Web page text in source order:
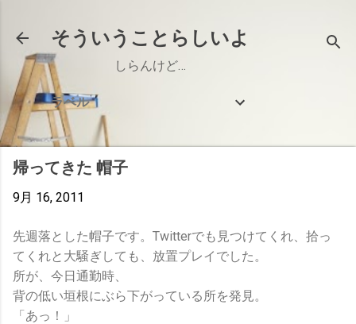
そういうことらしいよ
しらんけど…
ラベル
帰ってきた 帽子
9月 16, 2011
先週落とした帽子です。Twitterでも見つけてくれ、拾っ
てくれと大騒ぎしても、放置プレイでした。
所が、今日通勤時、
背の低い垣根にぶら下がっている所を発見。
「あっ！」